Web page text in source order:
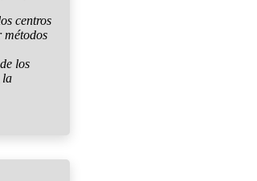
centros
métodos
los
la